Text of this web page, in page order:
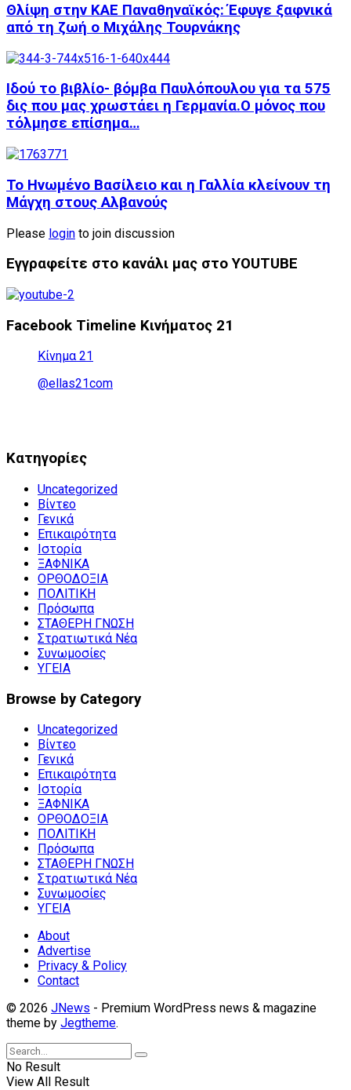
Θλίψη στην ΚΑΕ Παναθηναϊκός: Έφυγε ξαφνικά
από τη ζωή ο Μιχάλης Τουρνάκης
Ιδού το βιβλίο- βόμβα Παυλόπουλου για τα 575
δις που μας χρωστάει η Γερμανία.Ο μόνος που
τόλμησε επίσημα…
Το Ηνωμένο Βασίλειο και η Γαλλία κλείνουν τη
Μάγχη στους Αλβανούς
Please login to join discussion
Εγγραφείτε στο κανάλι μας στο YOUTUBE
Facebook Timeline Κινήματος 21
Κίνημα 21
@ellas21com
Kατηγορίες
Uncategorized
Βίντεο
Γενικά
Επικαιρότητα
Ιστορία
ΞΑΦΝΙΚΑ
ΟΡΘΟΔΟΞΙΑ
ΠΟΛΙΤΙΚΗ
Πρόσωπα
ΣΤΑΘΕΡΗ ΓΝΩΣΗ
Στρατιωτικά Νέα
Συνωμοσίες
ΥΓΕΙΑ
Browse by Category
Uncategorized
Βίντεο
Γενικά
Επικαιρότητα
Ιστορία
ΞΑΦΝΙΚΑ
ΟΡΘΟΔΟΞΙΑ
ΠΟΛΙΤΙΚΗ
Πρόσωπα
ΣΤΑΘΕΡΗ ΓΝΩΣΗ
Στρατιωτικά Νέα
Συνωμοσίες
ΥΓΕΙΑ
About
Advertise
Privacy & Policy
Contact
© 2026 JNews - Premium WordPress news & magazine
theme by Jegtheme.
No Result
View All Result